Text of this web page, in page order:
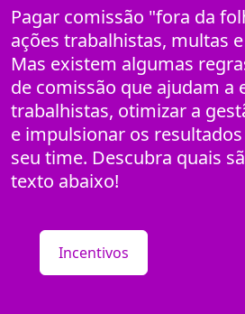
Pagar comissão "fora da
ações trabalhistas, multas
Mas existem algumas
de comissão que ajudam a
trabalhistas, otimizar a
e impulsionar os
seu time. Descubra quais
texto abaixo!
Incentivos